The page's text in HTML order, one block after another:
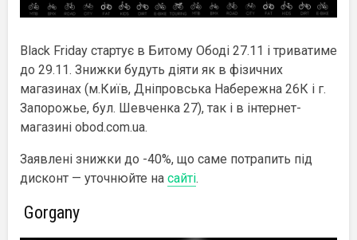
Black Friday стартує в Битому Ободі 27.11 і триватиме
до 29.11. Знижки будуть діяти як в фізичних
магазинах (м.Київ, Дніпровська Набережна 26К і г.
Запорожье, бул. Шевченка 27), так і в інтернет-
магазині obod.com.ua.
Заявлені знижки до -40%, що саме потрапить під
дисконт — уточнюйте на сайті.
Gorgany